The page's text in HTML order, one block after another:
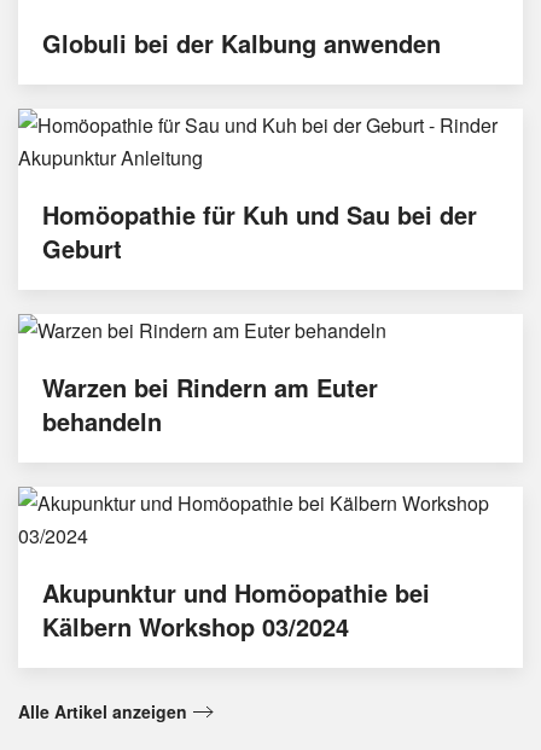
Globuli bei der Kalbung anwenden
Homöopathie für Kuh und Sau bei der
Geburt
Warzen bei Rindern am Euter
behandeln
Akupunktur und Homöopathie bei
Kälbern Workshop 03/2024
Alle Artikel anzeigen